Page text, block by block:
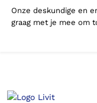
Onze deskundige en
graag met je mee om